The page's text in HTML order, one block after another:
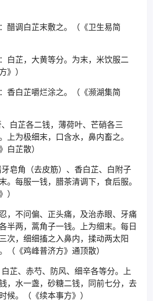
醋调白芷末敷之。（《卫生易简
白芷，大黄等分。为末，米饮服二
》）
香白芷嚼烂涂之。（《濒湖集简
白芷各二钱，薄荷叶、芒硝各三
上为极细末，口含水，鼻内畜之。
白芷散）
皂角（去皮筋）、香白芷、白附子
。每服一钱，腊茶清调下，食后服。
）
，不问偏、正头痛，及治赤眼、牙痛
半两，蒿角子一钱。上为细末。每日
次，细细搐之入鼻内，揉动两太阳
（《鸡峰普济方》通顶散）
芷、赤芍、防风、细辛各等分。上
，水一盏，砂糖二钱，同前七分，去
候。（《续本事方》）